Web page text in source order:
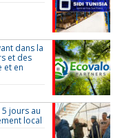
dans la
et des
et en
jours au
local